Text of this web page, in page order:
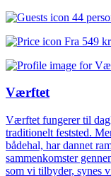
44
Fra 549
Værftet
Værftet fungerer til
traditionelt feststed.
bådehal, har dannet
sammenkomster
som vi tilbyder, synes